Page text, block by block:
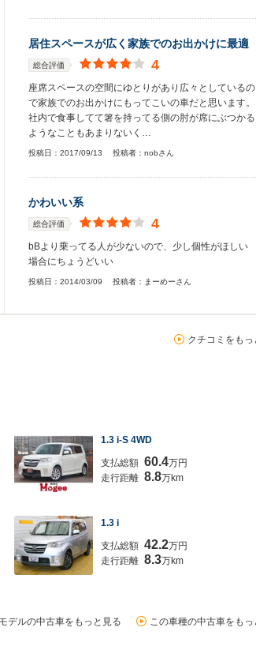
居住スペースが広く家族でのお出かけに最適
総合評価 4
座席スペースの空間にゆとりがあり広々としているの
で家族でのお出かけにもってこいの車だと思います。
社内で食事してて箸を持ってる側の肘が席にぶつかる
ようなこともあまりないく…
投稿日： 2017/09/13 投稿者： nobさん
かわいい系
総合評価 4
bBより乗ってる人が少ないので、少し個性がほしい
場合にちょうどいい
投稿日： 2014/03/09 投稿者： まーめーさん
クチコミをもっ
1.3 i-S 4WD
支払総額 60.4万円
走行距離 8.8万km
1.3 i
支払総額 42.2万円
走行距離 8.3万km
デルの中古車をもっと見る この車種の中古車をもっ